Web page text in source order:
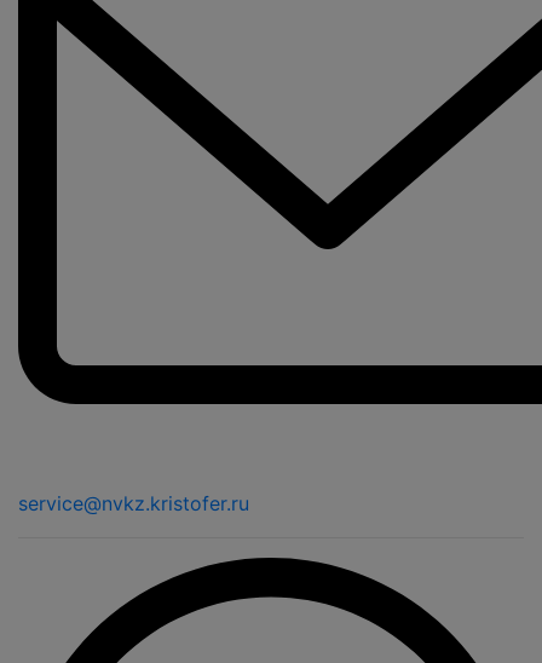
service@nvkz.kristofer.ru